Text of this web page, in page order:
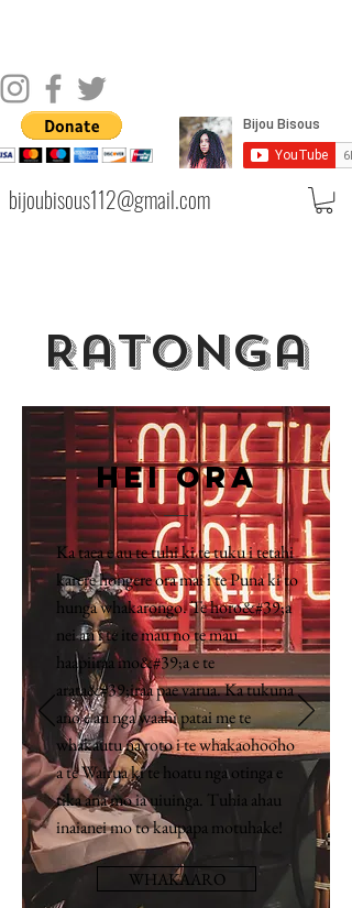
bijoubisous112@gmail.com
Ratonga
HEI ORA
Ka taea e au te tuhi ki te tuku i tetahi
karere hongere ora mai i te Puna ki to
hunga whakarongo. Te horo&#39;a
nei au i te ite mau no te mau
haapiiraa mo&#39;a e te
arata&#39;iraa pae varua. Ka tukuna
ano e au nga waahi patai me te
whakautu na roto i te whakaohooho
a te Wairua ki te hoatu nga otinga e
tika ana mo ia uiuinga. Tuhia ahau
inaianei mo to kaupapa motuhake!
WHAKAARO